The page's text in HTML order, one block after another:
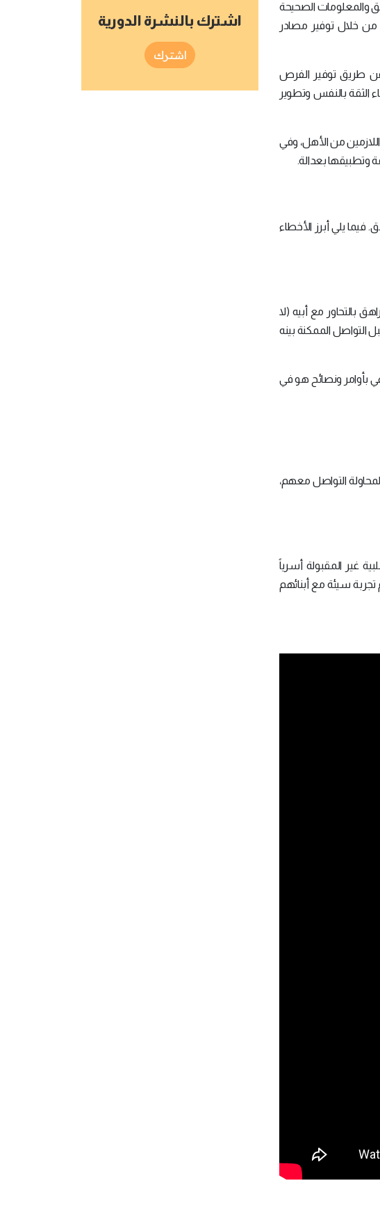
والمعلومات الصحيحة
من خلال توفير مصادر
طريق توفير الفرص
الثقة بالنفس وتطوير
من الأهل، وفي
وتطبيقها بعدالة.
فيما يلي أبرز الأخطاء
بالتحاور مع أبيه (لا
التواصل الممكنة بينه
بأوامر ونصائح هو في
التواصل معهم،
غير المقبولة أسرياً
سيئة مع أبنائهم
اشترك بالنشرة الدورية
اشترك